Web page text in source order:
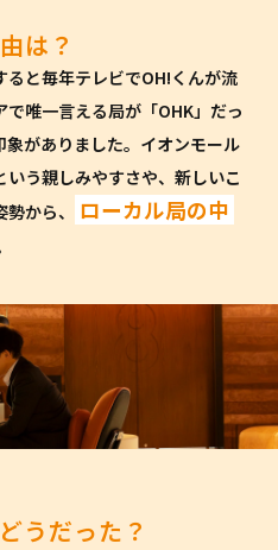
は？
と毎年テレビでOH!くんが流
唯一言える局が「OHK」だっ
がありました。イオンモール
う親しみやすさや、新しいこ
から、
ローカル局の中
うだった？